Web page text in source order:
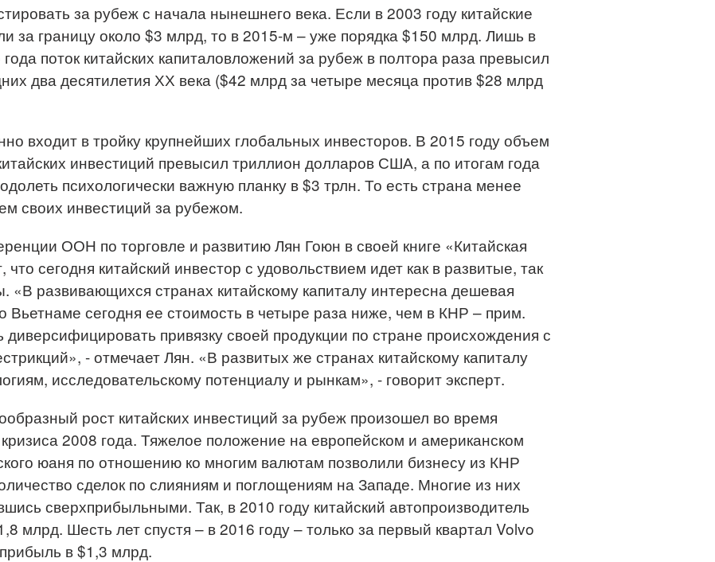
за рубеж с начала нынешнего века. Если в 2003 году китайские
за границу около $3 млрд, то в 2015-м – уже порядка $150 млрд. Лишь в
поток китайских капиталовложений за рубеж в полтора раза превысил
два десятилетия ХХ века ($42 млрд за четыре месяца против $28 млрд
входит в тройку крупнейших глобальных инвесторов. В 2015 году объем
инвестиций превысил триллион долларов США, а по итогам года
психологически важную планку в $3 трлн. То есть страна менее
своих инвестиций за рубежом.
ООН по торговле и развитию Лян Гоюн в своей книге «Китайская
сегодня китайский инвестор с удовольствием идет как в развитые, так
«В развивающихся странах китайскому капиталу интересна дешевая
Вьетнаме сегодня ее стоимость в четыре раза ниже, чем в КНР – прим.
привязку своей продукции по стране происхождения с
- отмечает Лян. «В развитых же странах китайскому капиталу
исследовательскому потенциалу и рынкам», - говорит эксперт.
рост китайских инвестиций за рубеж произошел во время
2008 года. Тяжелое положение на европейском и американском
юаня по отношению ко многим валютам позволили бизнесу из КНР
сделок по слияниям и поглощениям на Западе. Многие из них
сверхприбыльными. Так, в 2010 году китайский автопроизводитель
млрд. Шесть лет спустя – в 2016 году – только за первый квартал Volvo
в $1,3 млрд.